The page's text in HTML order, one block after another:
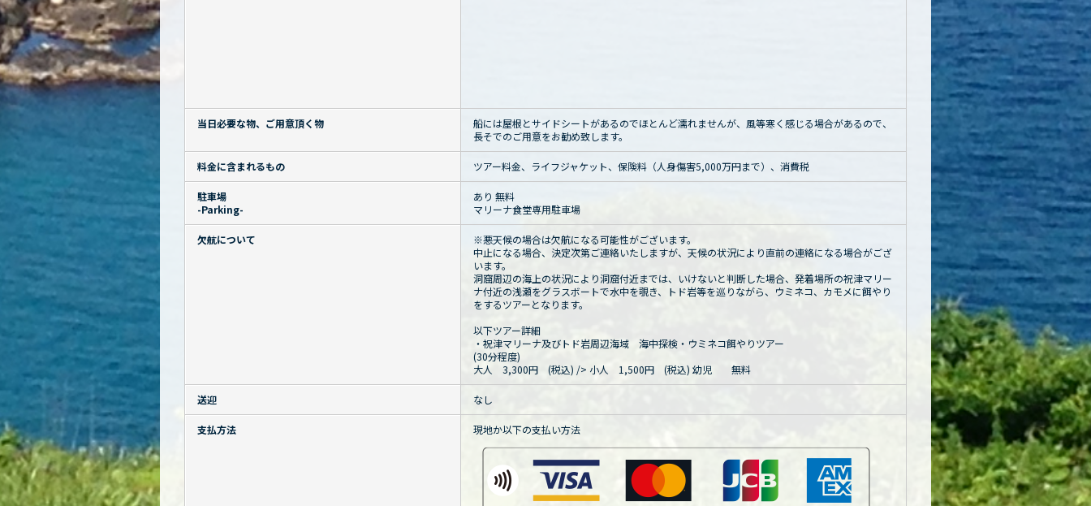
当日必要な物、ご用意頂く物
船には屋根とサイドシートがあるのでほとんど濡れませんが、風等寒く感じる場合があるので、
長そでのご用意をお勧め致します。
料金に含まれるもの ツアー料金、ライフジャケット、保険料（人身傷害5,000万円まで）、消費税
駐車場
-Parking-
あり 無料
マリーナ食堂専用駐車場
欠航について
※悪天候の場合は欠航になる可能性がございます。
中止になる場合、決定次第ご連絡いたしますが、天候の状況により直前の連絡になる場合がござ
います。
洞窟周辺の海上の状況により洞窟付近までは、いけないと判断した場合、発着場所の祝津マリー
ナ付近の浅瀬をグラスボートで水中を覗き、トド岩等を巡りながら、ウミネコ、カモメに餌やり
をするツアーとなります。
以下ツアー詳細
・祝津マリーナ及びトド岩周辺海域 海中探検・ウミネコ餌やりツアー
(30分程度)
大人 3,300円 (税込) /> 小人 1,500円 (税込) 幼児 無料
送迎 なし
支払方法 現地か以下の支払い方法